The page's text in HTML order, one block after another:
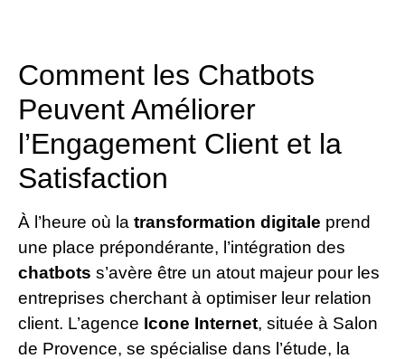
Comment les Chatbots
Peuvent Améliorer
l’Engagement Client et la
Satisfaction
À l’heure où la transformation digitale prend
une place prépondérante, l’intégration des
chatbots s’avère être un atout majeur pour les
entreprises cherchant à optimiser leur relation
client. L’agence Icone Internet, située à Salon
de Provence, se spécialise dans l’étude, la